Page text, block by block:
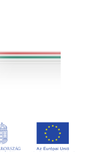
Minden